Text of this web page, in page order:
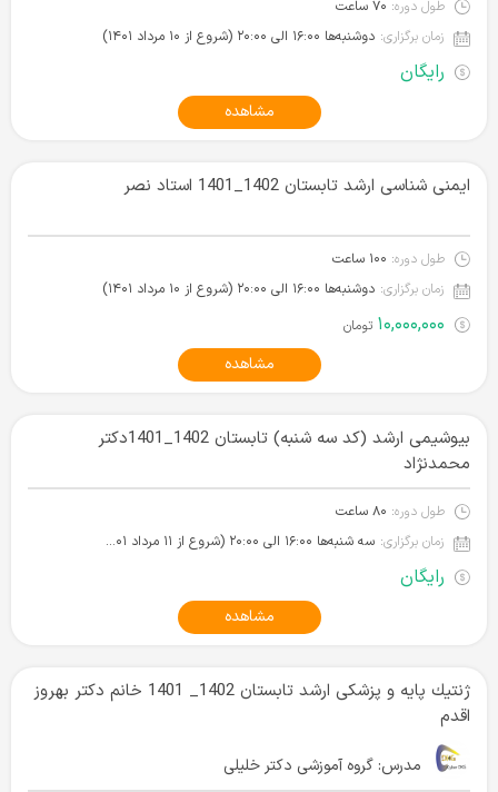
طول دوره: ۷۰ ساعت
زمان برگزاری: دوشنبه‌ها ۱۶:۰۰ الی ۲۰:۰۰ (شروع از ۱۰ مرداد ۱۴۰۱)
رایگان
مشاهده
ایمنی شناسی ارشد تابستان 1402_1401 استاد نصر
طول دوره: ۱۰۰ ساعت
زمان برگزاری: دوشنبه‌ها ۱۶:۰۰ الی ۲۰:۰۰ (شروع از ۱۰ مرداد ۱۴۰۱)
۱۰,۰۰۰,۰۰۰ تومان
مشاهده
بیوشیمی ارشد (کد سه شنبه) تابستان 1402_1401دکتر
محمدنژاد
طول دوره: ۸۰ ساعت
زمان برگزاری:
سه شنبه‌ها ۱۶:۰۰ الی ۲۰:۰۰ (شروع از ۱۱ مرداد ۱۴۰۱)
رایگان
مشاهده
ژنتيك پایه و پزشکی ارشد تابستان 1402_ 1401 خانم دکتر بهروز
اقدم
مدرس: گروه آموزشی دکتر خلیلی